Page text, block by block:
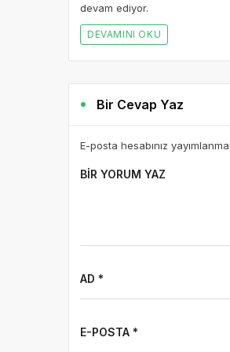
devam ediyor.
DEVAMINI OKU
Bir Cevap Yaz
E-posta hesabınız
BIR YORUM YAZ
AD *
E-POSTA *